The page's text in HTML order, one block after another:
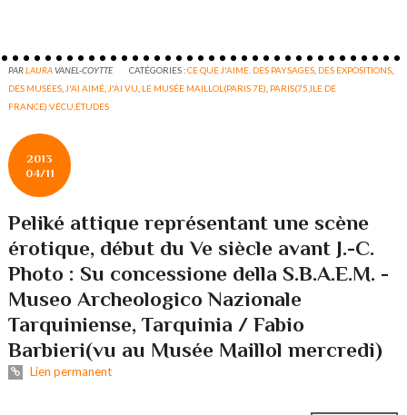
PARLAURAVANEL-COYTTE CATÉGORIES :CE QUE J'AIME. DES PAYSAGES DES EXPOSITIONS
DES MUSÉES J'AI AIMÉ J'AI VU LE MUSÉE MAILLOL(PARIS 7E) PARIS(75,ILE DE
FRANCE):VÉCU,ÉTUDES
2013
04/11
Peliké attique représentant une scène
érotique, début du Ve siècle avant J.-C.
Photo : Su concessione della S.B.A.E.M. -
Museo Archeologico Nazionale
Tarquiniense, Tarquinia / Fabio
Barbieri(vu au Musée Maillol mercredi)
Lien permanent